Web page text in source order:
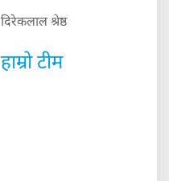
दिरेकलाल श्रेष्ठ
हाम्रो टीम